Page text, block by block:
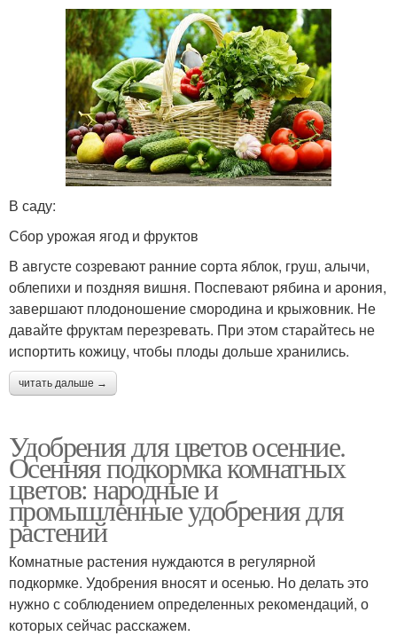
В саду:
Сбор урожая ягод и фруктов
В августе созревают ранние сорта яблок, груш, алычи,
облепихи и поздняя вишня. Поспевают рябина и арония,
завершают плодоношение смородина и крыжовник. Не
давайте фруктам перезревать. При этом старайтесь не
испортить кожицу, чтобы плоды дольше хранились.
читать дальше →
Удобрения для цветов осенние.
Осенняя подкормка комнатных
цветов: народные и
промышленные удобрения для
растений
Комнатные растения нуждаются в регулярной
подкормке. Удобрения вносят и осенью. Но делать это
нужно с соблюдением определенных рекомендаций, о
которых сейчас расскажем.